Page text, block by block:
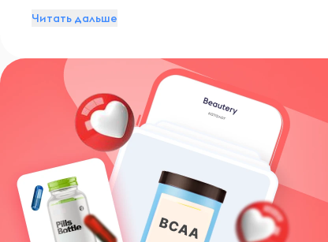
Читать дальше